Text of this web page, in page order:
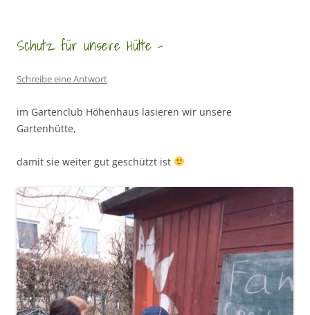
Schutz für unsere Hütte –
Schreibe eine Antwort
im Gartenclub Höhenhaus lasieren wir unsere
Gartenhütte,
damit sie weiter gut geschützt ist